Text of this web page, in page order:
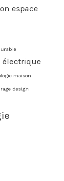
espace
électrique
maison
design